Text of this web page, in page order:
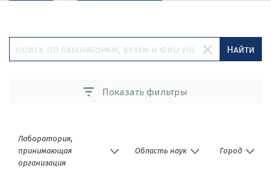
Найти
Показать фильтры
Лаборатория,
принимающая
организация
Область наук Город